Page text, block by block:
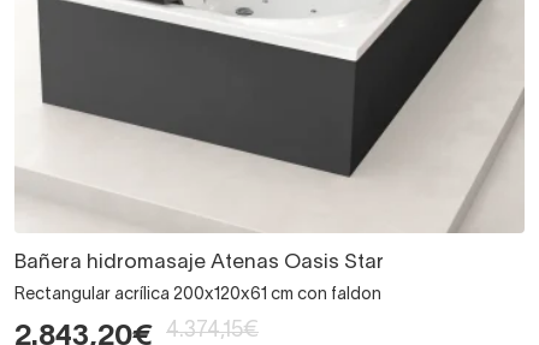
Bañera hidromasaje Atenas Oasis Star
Rectangular acrílica 200x120x61 cm con faldon
2.843,20€ 4.374,15€